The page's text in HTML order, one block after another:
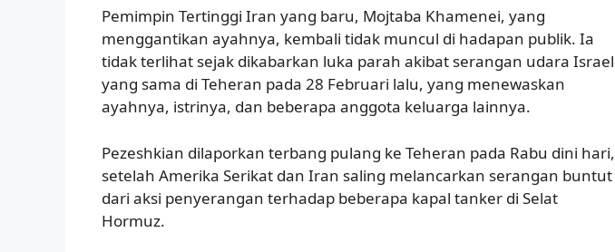
Pemimpin Tertinggi Iran yang baru, Mojtaba Khamenei, yang
menggantikan ayahnya, kembali tidak muncul di hadapan publik. Ia
tidak terlihat sejak dikabarkan luka parah akibat serangan udara Israel
yang sama di Teheran pada 28 Februari lalu, yang menewaskan
ayahnya, istrinya, dan beberapa anggota keluarga lainnya.
Pezeshkian dilaporkan terbang pulang ke Teheran pada Rabu dini hari,
setelah Amerika Serikat dan Iran saling melancarkan serangan buntut
dari aksi penyerangan terhadap beberapa kapal tanker di Selat
Hormuz.